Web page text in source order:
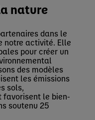
nature
dans le
notre activité. Elle
pour créer un
des modèles
les émissions
sols,
favorisent le bien-
soutenu 25